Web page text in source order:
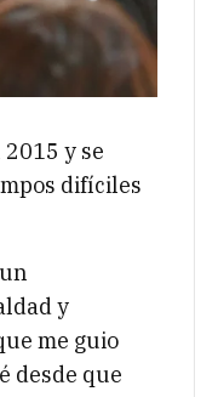
y se
difíciles
y
me guio
desde que